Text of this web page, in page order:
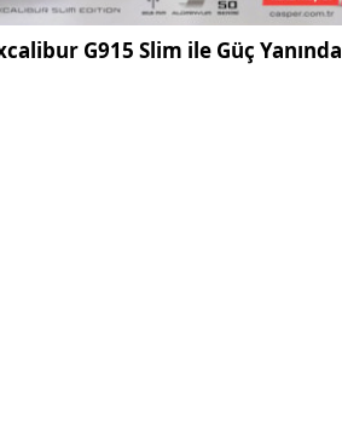
G915 Slim ile Güç Yanında